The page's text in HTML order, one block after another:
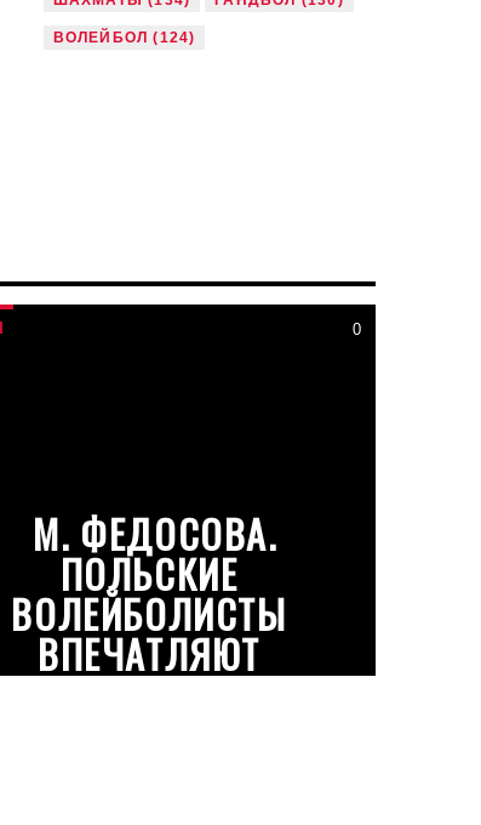
ВОЛЕЙБОЛ (124)
0
М. ФЕДОСОВА.
ПОЛЬСКИЕ
ВОЛЕЙБОЛИСТЫ
ВПЕЧАТЛЯЮТ